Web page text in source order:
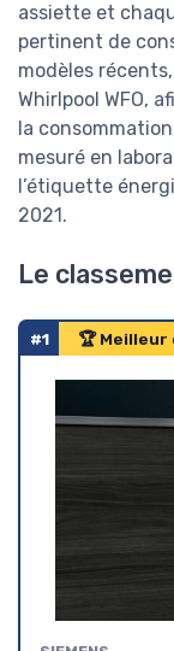
assiette et
pertinent de
modèles
Whirlpool WFO,
la
mesuré en
l’étiquette
2021.
Le
#1 🏆 Meilleur